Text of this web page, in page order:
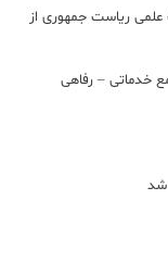
علمی ریاست جمهوری از
جاده‌ای با احداث ۵۹۸ مجتمع خدماتی – رفاهی
شد